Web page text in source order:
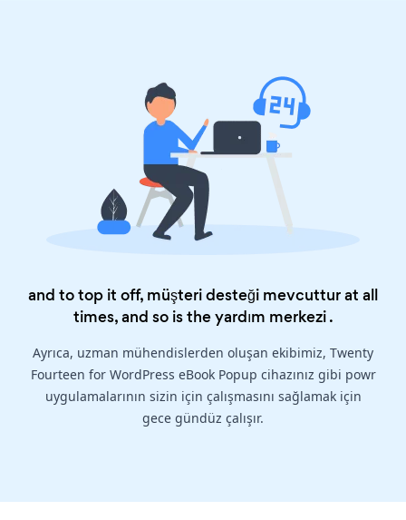
and to top it off, müşteri desteği mevcuttur at all
times, and so is theyardım merkezi.
Ayrıca, uzman mühendislerden oluşan ekibimiz, Twenty
Fourteen for WordPress eBook Popup cihazınız gibi powr
uygulamalarının sizin için çalışmasını sağlamak için
gece gündüz çalışır.